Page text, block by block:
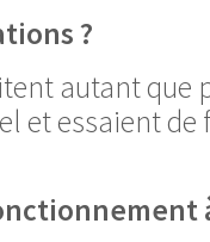
?
autant que
et essaient de